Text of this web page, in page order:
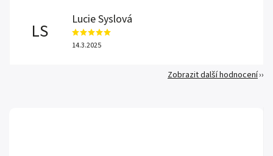
LS
Lucie Syslová
14.3.2025
Zobrazit další hodnocení